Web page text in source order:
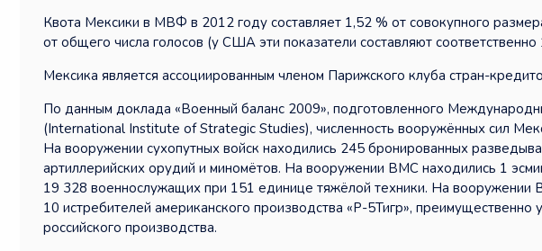
Квота Мексики в МВФ в 2012 году составляет 1,52 % от совокупного
от общего числа голосов (у США эти показатели составляют
Мексика является ассоциированным членом Парижского клуба стран-
По данным доклада «Военный баланс 2009», подготовленного
(International Institute of Strategic Studies), численность вооружённых сил
На вооружении сухопутных войск находились 245 бронированных
артиллерийских орудий и миномётов. На вооружении ВМС находились 1
19 328 военнослужащих при 151 единице тяжёлой техники. На вооружении
10 истребителей американского производства «Р-5Тигр», преимущественно
российского производства.